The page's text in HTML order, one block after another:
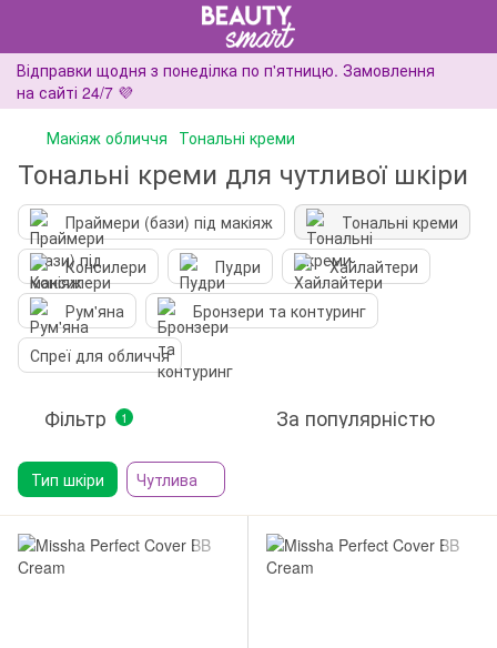
Відправки щодня з понеділка по п'ятницю. Замовлення
на сайті 24/7 💜
Макіяж обличчя Тональні креми
Тональні креми для чутливої шкіри
Праймери (бази) під макіяж
Тональні креми
Консилери
Пудри
Хайлайтери
Рум'яна
Бронзери та контуринг
Спреї для обличчя
Фільтр 1 За популярністю
Тип шкіри Чутлива